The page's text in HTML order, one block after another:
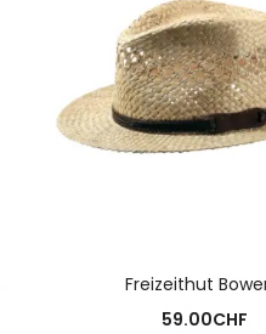
Freizeithut
59.00CHF